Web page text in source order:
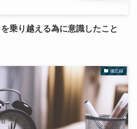
乗り越える為に意識したこと
備忘録